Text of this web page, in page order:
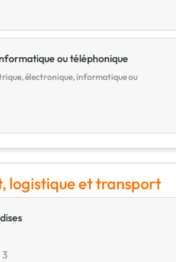
ou téléphonique
électronique, informatique ou
logistique et transport
3